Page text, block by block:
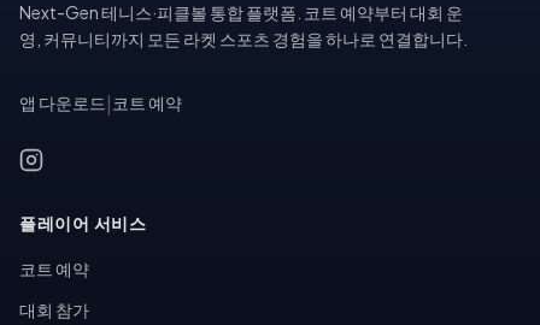
Next-Gen 테니스·피클볼 통합 플랫폼. 코트 예약부터 대회 운
영, 커뮤니티까지 모든 라켓 스포츠 경험을 하나로 연결합니다.
앱 다운로드 코트 예약
플레이어 서비스
코트 예약
대회 참가